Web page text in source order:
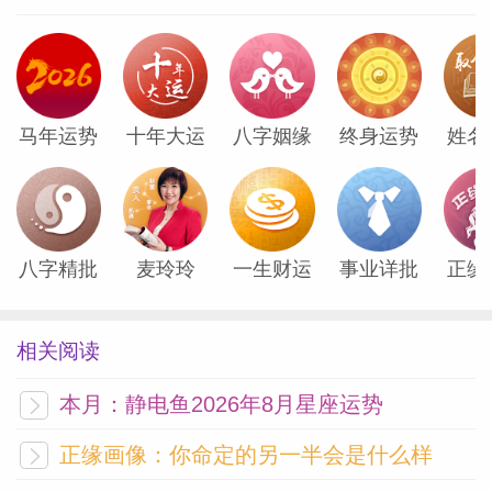
马年运势 十年大运 八字姻缘 终身运势 姓名
八字精批 麦玲玲 一生财运 事业详批 正缘
相关阅读
本月：静电鱼2026年8月星座运势
正缘画像：你命定的另一半会是什么样